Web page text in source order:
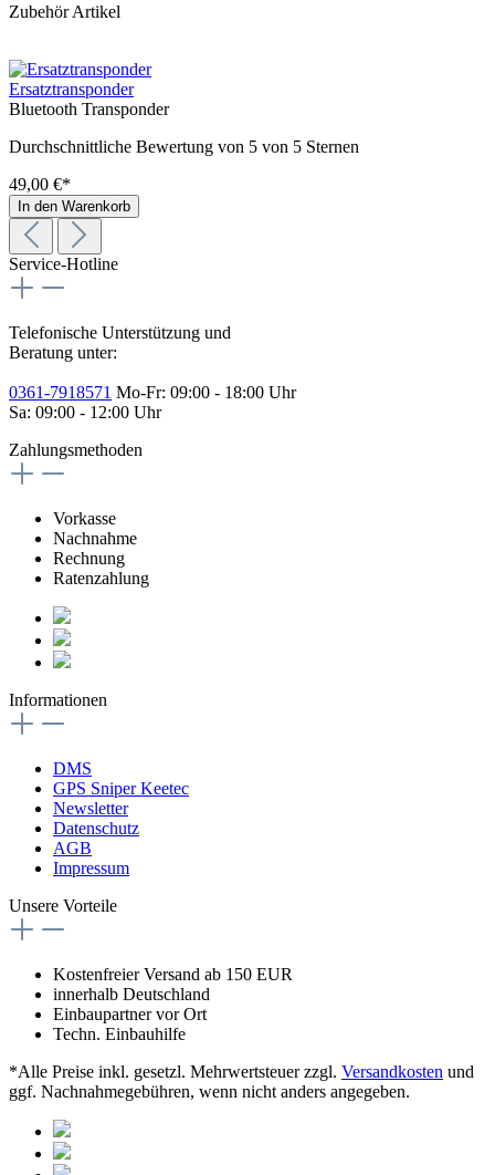
Zubehör Artikel
Ersatztransponder
Bluetooth Transponder
Durchschnittliche Bewertung von 5 von 5 Sternen
49,00 €*
In den Warenkorb
Service-Hotline
Telefonische Unterstützung und
Beratung unter:
0361-7918571 Mo-Fr: 09:00 - 18:00 Uhr
Sa: 09:00 - 12:00 Uhr
Zahlungsmethoden
Vorkasse
Nachnahme
Rechnung
Ratenzahlung
Informationen
DMS
GPS Sniper Keetec
Newsletter
Datenschutz
AGB
Impressum
Unsere Vorteile
Kostenfreier Versand ab 150 EUR
innerhalb Deutschland
Einbaupartner vor Ort
Techn. Einbauhilfe
*Alle Preise inkl. gesetzl. Mehrwertsteuer zzgl. Versandkosten und
ggf. Nachnahmegebühren, wenn nicht anders angegeben.